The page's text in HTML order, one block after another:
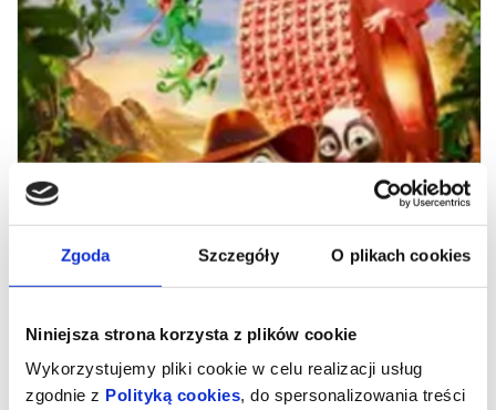
Zgoda Szczegóły O plikach cookies
Niniejsza strona korzysta z plików cookie
Wykorzystujemy pliki cookie w celu realizacji usług
zgodnie z Polityką cookies, do spersonalizowania treści